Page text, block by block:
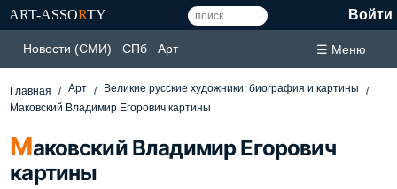
ART-ASSORTY Войти
Новости (СМИ) СПб Арт ☰ Меню
Главная Арт
Великие русские художники: биография и картины
Маковский Владимир Егорович картины
Маковский Владимир Егорович
картины